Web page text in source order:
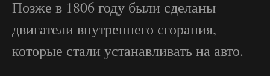
Позже в 1806 году были сделаны
двигатели внутреннего сгорания,
которые стали устанавливать на авто.